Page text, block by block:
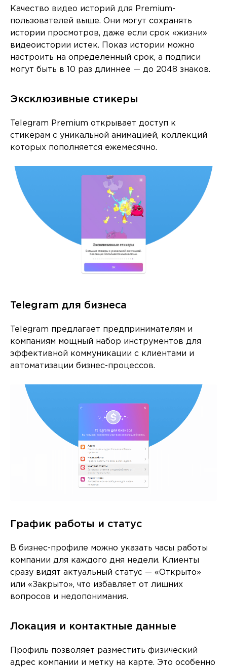
Качество видео историй для Premium-
пользователей выше. Они могут сохранять
истории просмотров, даже если срок «жизни»
видеоистории истек. Показ истории можно
настроить на определенный срок, а подписи
могут быть в 10 раз длиннее — до 2048 знаков.
Эксклюзивные стикеры
Telegram Premium открывает доступ к
стикерам с уникальной анимацией, коллекций
которых пополняется ежемесячно.
Telegram для бизнеса
Telegram предлагает предпринимателям и
компаниям мощный набор инструментов для
эффективной коммуникации с клиентами и
автоматизации бизнес-процессов.
График работы и статус
В бизнес-профиле можно указать часы работы
компании для каждого дня недели. Клиенты
сразу видят актуальный статус — «Открыто»
или «Закрыто», что избавляет от лишних
вопросов и недопонимания.
Локация и контактные данные
Профиль позволяет разместить физический
адрес компании и метку на карте. Это особенно